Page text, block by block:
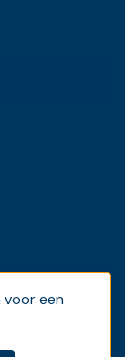
voor een